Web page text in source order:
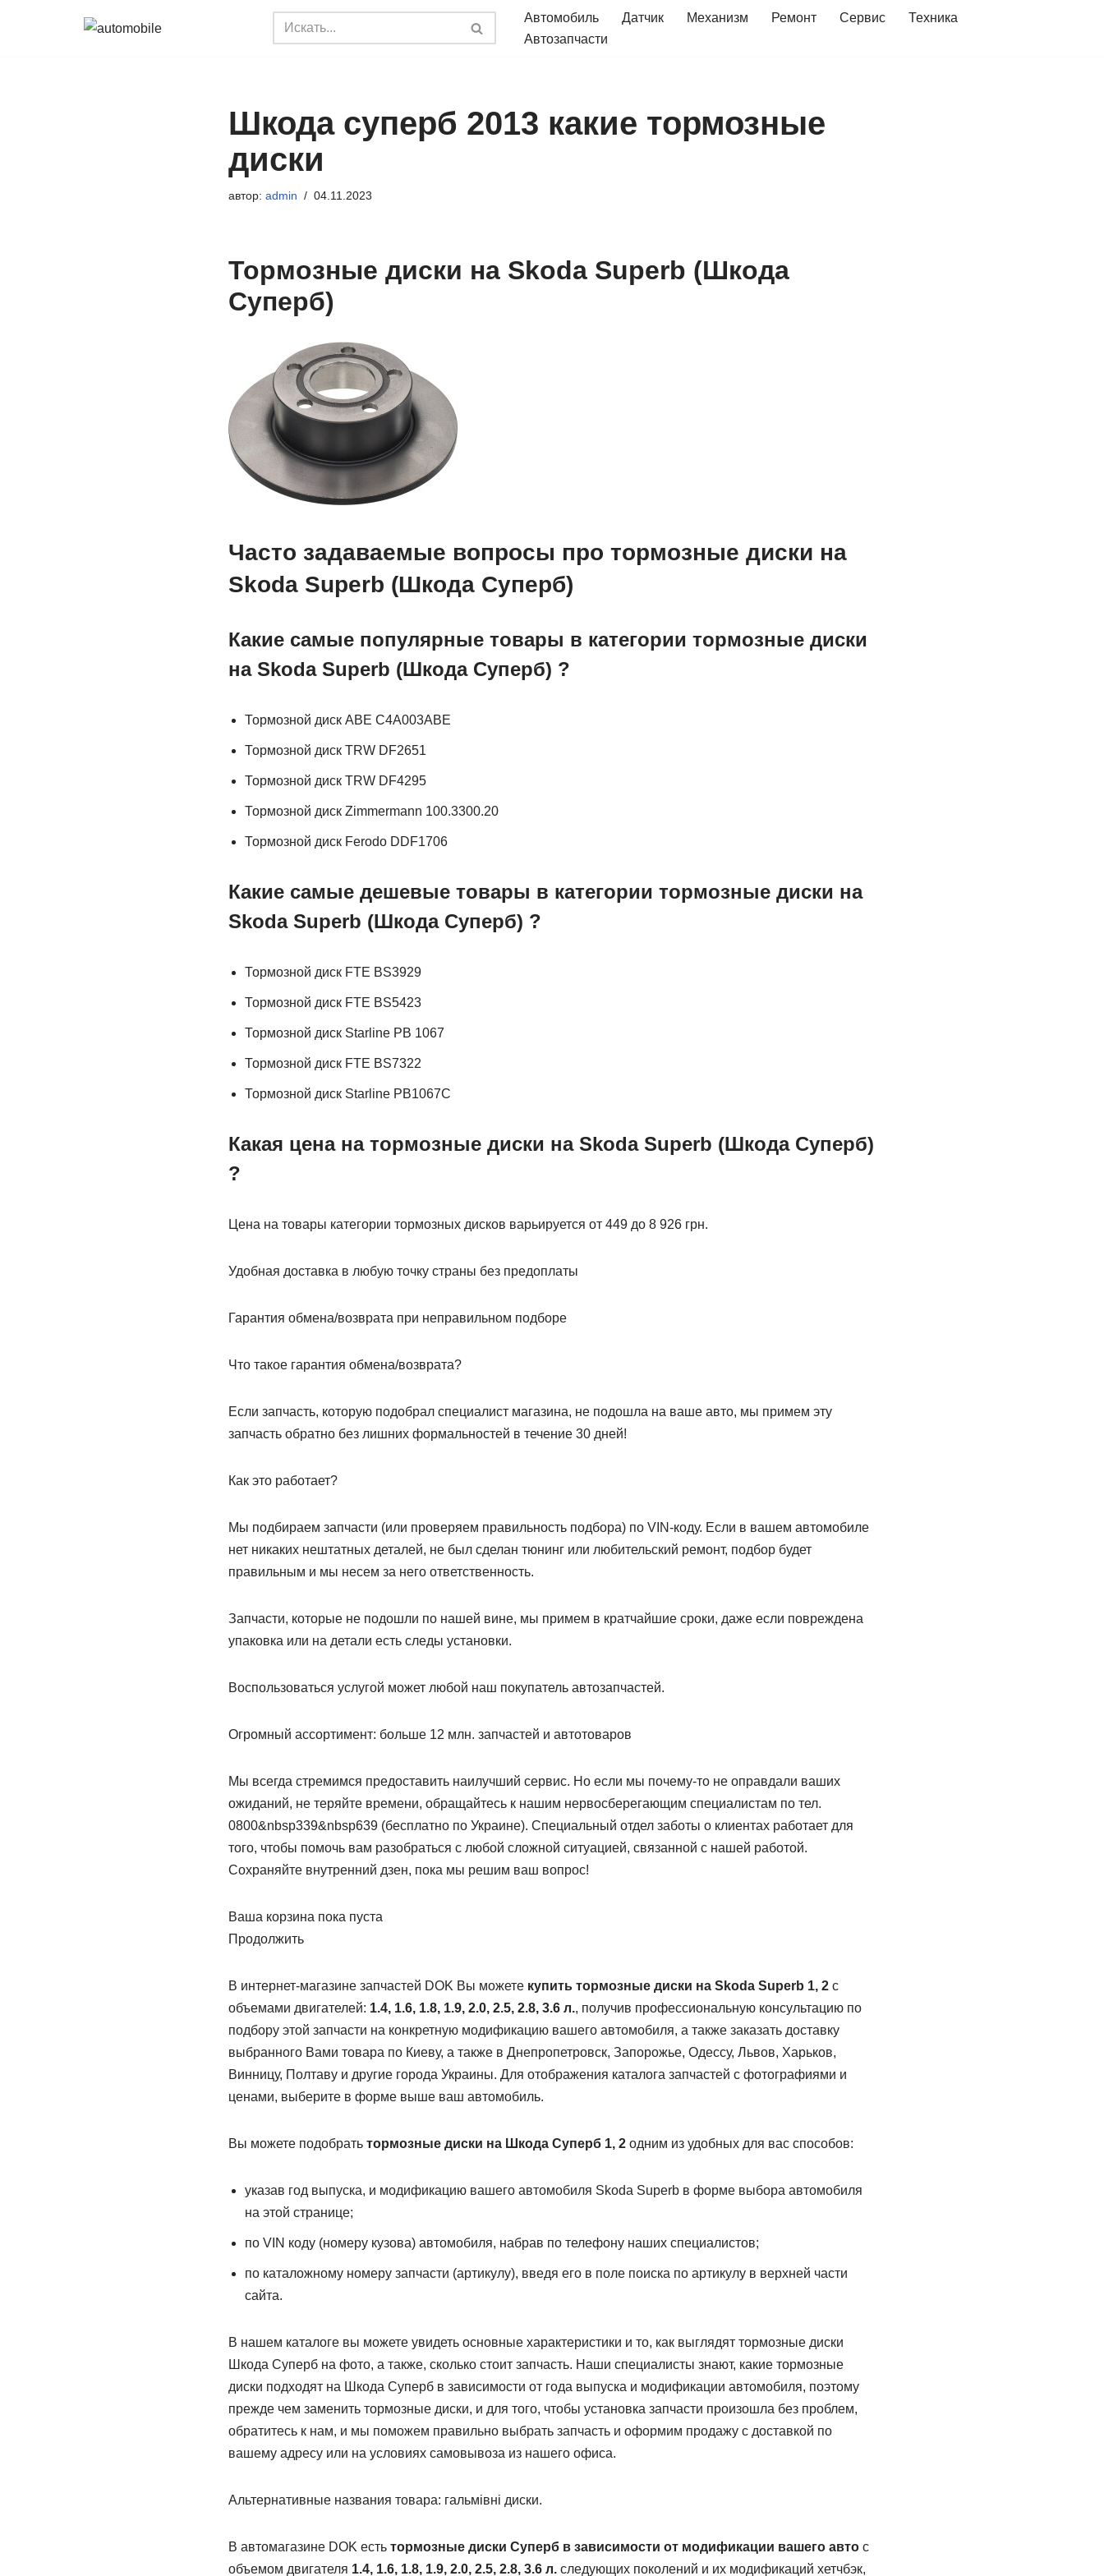
Автомобиль Датчик Механизм Ремонт Сервис
Техника
Автозапчасти
Шкода суперб 2013 какие тормозные
диски
автор: admin 04.11.2023
Тормозные диски на Skoda Superb (Шкода
Суперб)
Часто задаваемые вопросы про тормозные диски на
Skoda Superb (Шкода Суперб)
Какие самые популярные товары в категории тормозные диски
на Skoda Superb (Шкода Суперб) ?
Тормозной диск ABE C4A003ABE
Тормозной диск TRW DF2651
Тормозной диск TRW DF4295
Тормозной диск Zimmermann 100.3300.20
Тормозной диск Ferodo DDF1706
Какие самые дешевые товары в категории тормозные диски на
Skoda Superb (Шкода Суперб) ?
Тормозной диск FTE BS3929
Тормозной диск FTE BS5423
Тормозной диск Starline PB 1067
Тормозной диск FTE BS7322
Тормозной диск Starline PB1067C
Какая цена на тормозные диски на Skoda Superb (Шкода Суперб)
?
Цена на товары категории тормозных дисков варьируется от 449 до 8 926 грн.
Удобная доставка в любую точку страны без предоплаты
Гарантия обмена/возврата при неправильном подборе
Что такое гарантия обмена/возврата?
Если запчасть, которую подобрал специалист магазина, не подошла на ваше авто, мы примем эту
запчасть обратно без лишних формальностей в течение 30 дней!
Как это работает?
Мы подбираем запчасти (или проверяем правильность подбора) по VIN-коду. Если в вашем автомобиле
нет никаких нештатных деталей, не был сделан тюнинг или любительский ремонт, подбор будет
правильным и мы несем за него ответственность.
Запчасти, которые не подошли по нашей вине, мы примем в кратчайшие сроки, даже если повреждена
упаковка или на детали есть следы установки.
Воспользоваться услугой может любой наш покупатель автозапчастей.
Огромный ассортимент: больше 12 млн. запчастей и автотоваров
Мы всегда стремимся предоставить наилучший сервис. Но если мы почему-то не оправдали ваших
ожиданий, не теряйте времени, обращайтесь к нашим нервосберегающим специалистам по тел.
0800&nbsp339&nbsp639 (бесплатно по Украине). Специальный отдел заботы о клиентах работает для
того, чтобы помочь вам разобраться с любой сложной ситуацией, связанной с нашей работой.
Сохраняйте внутренний дзен, пока мы решим ваш вопрос!
Ваша корзина пока пуста
Продолжить
В интернет-магазине запчастей DOK Вы можете купить тормозные диски на Skoda Superb 1, 2с
объемами двигателей: 1.4, 1.6, 1.8, 1.9, 2.0, 2.5, 2.8, 3.6 л., получив профессиональную консультацию по
подбору этой запчасти на конкретную модификацию вашего автомобиля, а также заказать доставку
выбранного Вами товара по Киеву, а также в Днепропетровск, Запорожье, Одессу, Львов, Харьков,
Винницу, Полтаву и другие города Украины. Для отображения каталога запчастей с фотографиями и
ценами, выберите в форме выше ваш автомобиль.
Вы можете подобрать тормозные диски на Шкода Суперб 1, 2одним из удобных для вас способов:
указав год выпуска, и модификацию вашего автомобиля Skoda Superb в форме выбора автомобиля
на этой странице;
по VIN коду (номеру кузова) автомобиля, набрав по телефону наших специалистов;
по каталожному номеру запчасти (артикулу), введя его в поле поиска по артикулу в верхней части
сайта.
В нашем каталоге вы можете увидеть основные характеристики и то, как выглядят тормозные диски
Шкода Суперб на фото, а также, сколько стоит запчасть. Наши специалисты знают, какие тормозные
диски подходят на Шкода Суперб в зависимости от года выпуска и модификации автомобиля, поэтому
прежде чем заменить тормозные диски, и для того, чтобы установка запчасти произошла без проблем,
обратитесь к нам, и мы поможем правильно выбрать запчасть и оформим продажу с доставкой по
вашему адресу или на условиях самовывоза из нашего офиса.
Альтернативные названия товара: гальмівні диски.
В автомагазине DOK есть тормозные диски Суперб в зависимости от модификации вашего автос
объемом двигателя 1.4, 1.6, 1.8, 1.9, 2.0, 2.5, 2.8, 3.6 л.следующих поколений и их модификаций хетчбэк,